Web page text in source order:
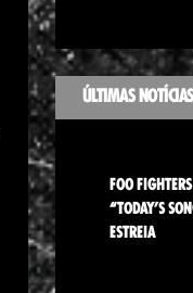
ÚLTIMAS NOTÍCIAS
FOO
“TODAY’S
ESTREIA